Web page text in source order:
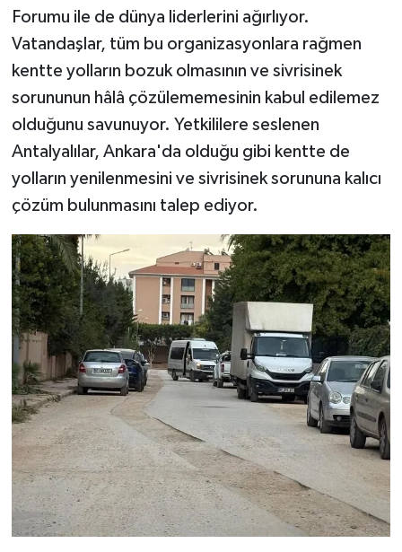
Forumu ile de dünya liderlerini ağırlıyor.
Vatandaşlar, tüm bu organizasyonlara rağmen
kentte yolların bozuk olmasının ve sivrisinek
sorununun hâlâ çözülememesinin kabul edilemez
olduğunu savunuyor. Yetkililere seslenen
Antalyalılar, Ankara'da olduğu gibi kentte de
yolların yenilenmesini ve sivrisinek sorununa kalıcı
çözüm bulunmasını talep ediyor.